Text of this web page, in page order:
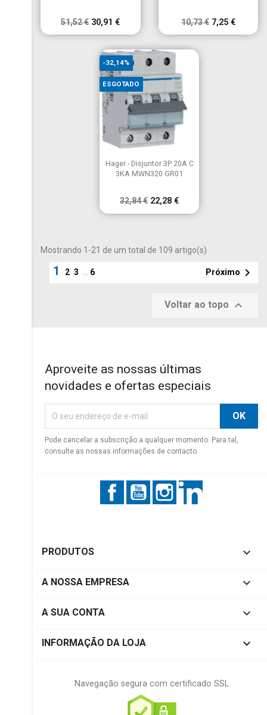
51,52 € 30,91 € 10,73 € 7,25 €
Vista rápida
Hager - Disjuntor 3P 20A C
3KA MWN320 GR01
32,84 € 22,28 €
-32,14%
ESGOTADO
Mostrando 1-21 de um total de 109 artigo(s)
1 2 3 6 Próximo 
Voltar ao topo 
Aproveite as nossas últimas
novidades e ofertas especiais
Pode cancelar a subscrição a qualquer momento. Para tal,
consulte as nossas informações de contacto.
FacebookYouTubeInstagram
PRODUTOS 
A NOSSA EMPRESA 
A SUA CONTA 
INFORMAÇÃO DA LOJA keyboard_arrow_down
Navegação segura com certificado SSL